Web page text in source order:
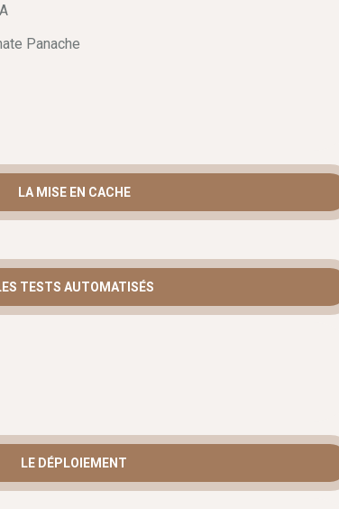
Panache
LA MISE EN CACHE
TESTS AUTOMATISÉS
LE DÉPLOIEMENT